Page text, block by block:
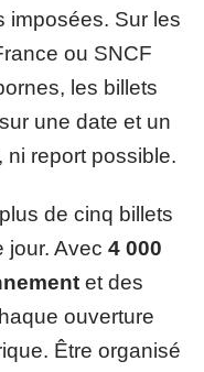
imposées. Sur les
ou SNCF
les billets
une date et un
report possible.
de cinq billets
jour. Avec 4 000
et des
ouverture
Être organisé